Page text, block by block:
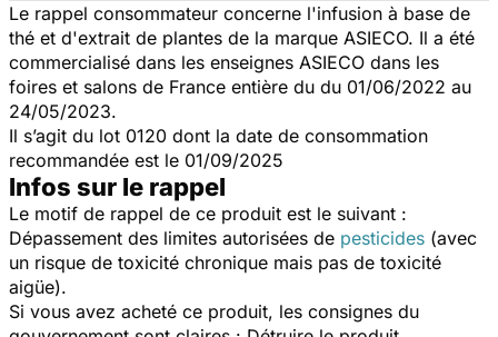
Le rappel consommateur concerne l'infusion à base de
thé et d'extrait de plantes de la marque ASIECO. Il a été
commercialisé dans les enseignes ASIECO dans les
foires et salons de France entière du du 01/06/2022 au
24/05/2023.
Il s’agit du lot 0120 dont la date de consommation
recommandée est le 01/09/2025
Infos sur le rappel
Le motif de rappel de ce produit est le suivant :
Dépassement des limites autorisées de pesticides (avec
un risque de toxicité chronique mais pas de toxicité
aigüe).
Si vous avez acheté ce produit, les consignes du